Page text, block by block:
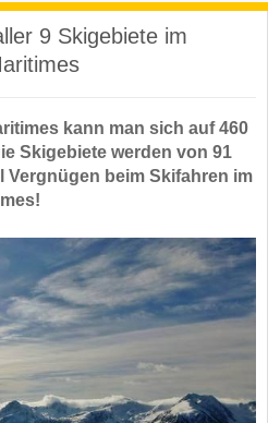
9 Skigebiete im
kann man sich auf 460
Skigebiete werden von 91
beim Skifahren im